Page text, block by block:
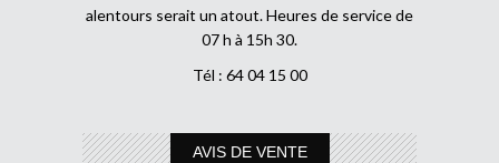
alentours serait un atout. Heures de service de
07 h à 15h 30.
Tél : 64 04 15 00
AVIS DE VENTE